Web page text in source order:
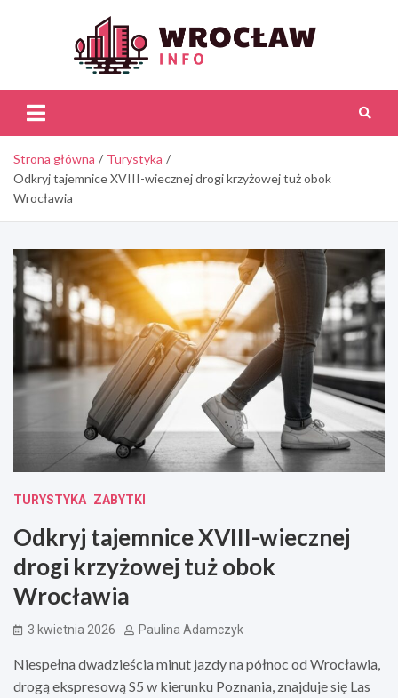
Strona główna
Turystyka
Odkryj tajemnice XVIII-wiecznej drogi krzyżowej tuż obok
Wrocławia
TURYSTYKA ZABYTKI
Odkryj tajemnice XVIII-wiecznej
drogi krzyżowej tuż obok
Wrocławia
3 kwietnia 2026 Paulina Adamczyk
Niespełna dwadzieścia minut jazdy na północ od Wrocławia,
drogą ekspresową S5 w kierunku Poznania, znajduje się Las